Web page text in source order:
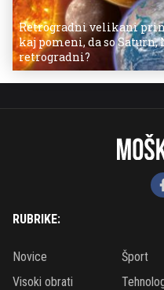
Retrogradni velikani
kaj pomeni, da so
retrogradni?
RUBRIKE:
Novice Šport
Visoki obrati